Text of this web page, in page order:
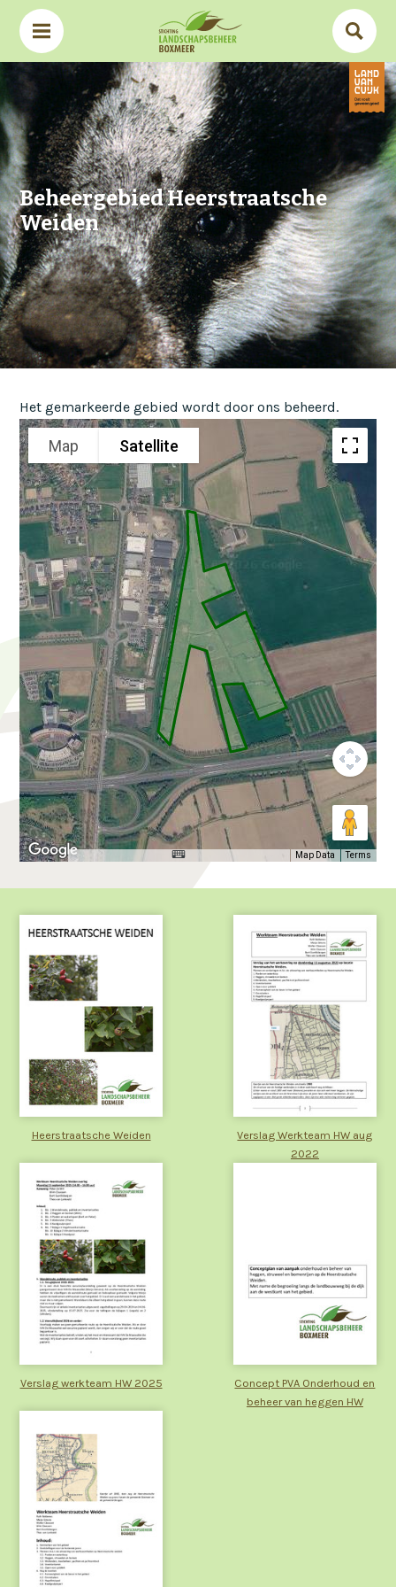
Beheergebied Heerstraatsche
Weiden
Het gemarkeerde gebied wordt door ons beheerd.
Map Satellite
Map Data Terms
Heerstraatsche Weiden
Verslag Werkteam HW aug
2022
Verslag werkteam HW 2025
Concept PVA Onderhoud en
beheer van heggen HW